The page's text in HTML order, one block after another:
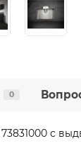
0
73831000 с